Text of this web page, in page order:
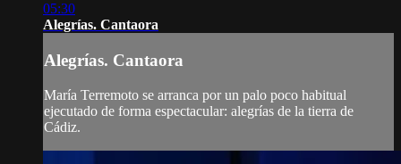
05:30
Alegrías. Cantaora
Alegrías. Cantaora
María Terremoto se arranca por un palo poco habitual
ejecutado de forma espectacular: alegrías de la tierra de
Cádiz.